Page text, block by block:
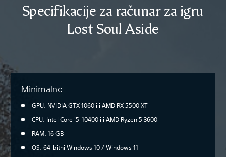
Specifikacije za računar za igru
Lost Soul Aside
Minimalno
GPU: NVIDIA GTX 1060 ili AMD RX 5500 XT
CPU: Intel Core i5-10400 ili AMD Ryzen 5 3600
RAM: 16 GB
OS: 64-bitni Windows 10 / Windows 11